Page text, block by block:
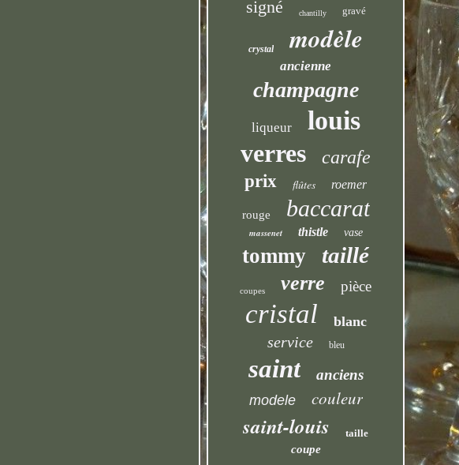
signé chantilly gravé
crystal modèle
ancienne
champagne
liqueur louis
verres carafe
prix flûtes roemer
rouge baccarat
massenet thistle vase
tommy taillé
coupes verre pièce
cristal blanc
service bleu
saint anciens
modele couleur
saint-louis taille
coupe